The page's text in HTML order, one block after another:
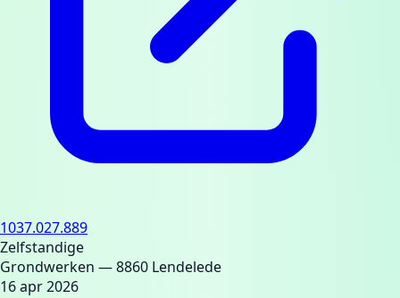
1037.027.889
Zelfstandige
Grondwerken — 8860 Lendelede
16 apr 2026